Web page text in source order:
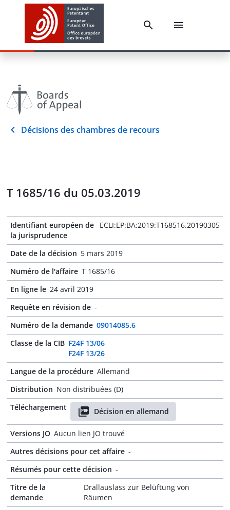
Décisions des chambres de recours
T 1685/16 du 05.03.2019
Identifiant européen de
la jurisprudence
ECLI:EP:BA:2019:T168516.20190305
Date de la décision 5 mars 2019
Numéro de l'affaire T 1685/16
En ligne le 24 avril 2019
Requête en révision de -
Numéro de la demande 09014085.6
Classe de la CIB F24F 13/06
F24F 13/26
Langue de la procédure Allemand
Distribution Non distribuées (D)
Téléchargement
Décision en allemand
Versions JO Aucun lien JO trouvé
Autres décisions pour cet affaire -
Résumés pour cette décision -
Titre de la
demande
Drallauslass zur Belüftung von
Räumen